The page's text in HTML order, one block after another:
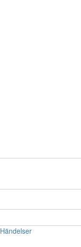
Händelser